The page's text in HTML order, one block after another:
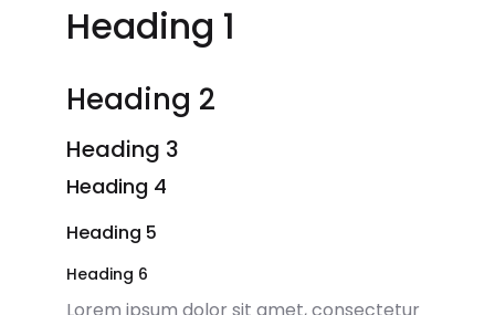
Heading 1
Heading 2
Heading 3
Heading 4
Heading 5
Heading 6